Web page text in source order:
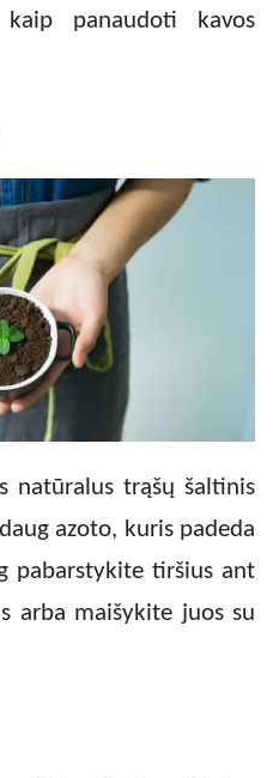
panaudoti kavos
natūralus trąšų šaltinis
azoto, kuris padeda
pabarstykite tiršius ant
arba maišykite juos su